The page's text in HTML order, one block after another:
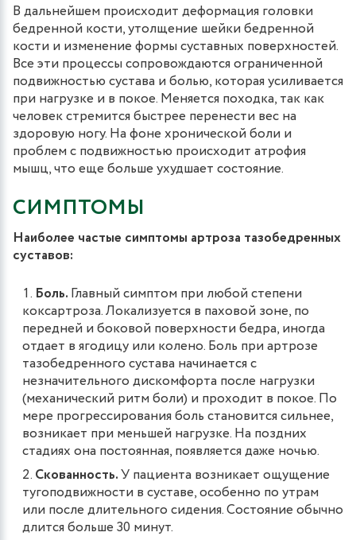
В дальнейшем происходит деформация головки
бедренной кости, утолщение шейки бедренной
кости и изменение формы суставных поверхностей.
Все эти процессы сопровождаются ограниченной
подвижностью сустава и болью, которая усиливается
при нагрузке и в покое. Меняется походка, так как
человек стремится быстрее перенести вес на
здоровую ногу. На фоне хронической боли и
проблем с подвижностью происходит атрофия
мышц, что еще больше ухудшает состояние.
СИМПТОМЫ
Наиболее частые симптомы артроза тазобедренных
суставов:
Боль. Главный симптом при любой степени
коксартроза. Локализуется в паховой зоне, по
передней и боковой поверхности бедра, иногда
отдает в ягодицу или колено. Боль при артрозе
тазобедренного сустава начинается с
незначительного дискомфорта после нагрузки
(механический ритм боли) и проходит в покое. По
мере прогрессирования боль становится сильнее,
возникает при меньшей нагрузке. На поздних
стадиях она постоянная, появляется даже ночью.
Скованность.У пациента возникает ощущение
тугоподвижности в суставе, особенно по утрам
или после длительного сидения. Состояние обычно
длится больше 30 минут.